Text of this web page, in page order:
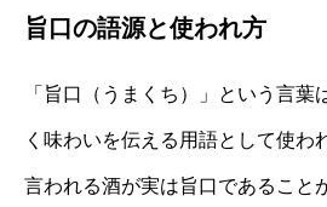
旨口の語源と使われ方
「旨口（うまくち）」という言葉
く味わいを伝える用語として使わ
言われる酒が実は旨口であること